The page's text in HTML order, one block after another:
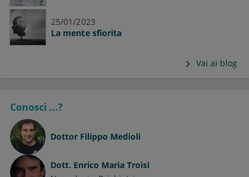
25/01/2023
La mente sfiorita
Vai ai blog
Conosci ...?
Dottor Filippo Medioli
Dott. Enrico Maria Troisi